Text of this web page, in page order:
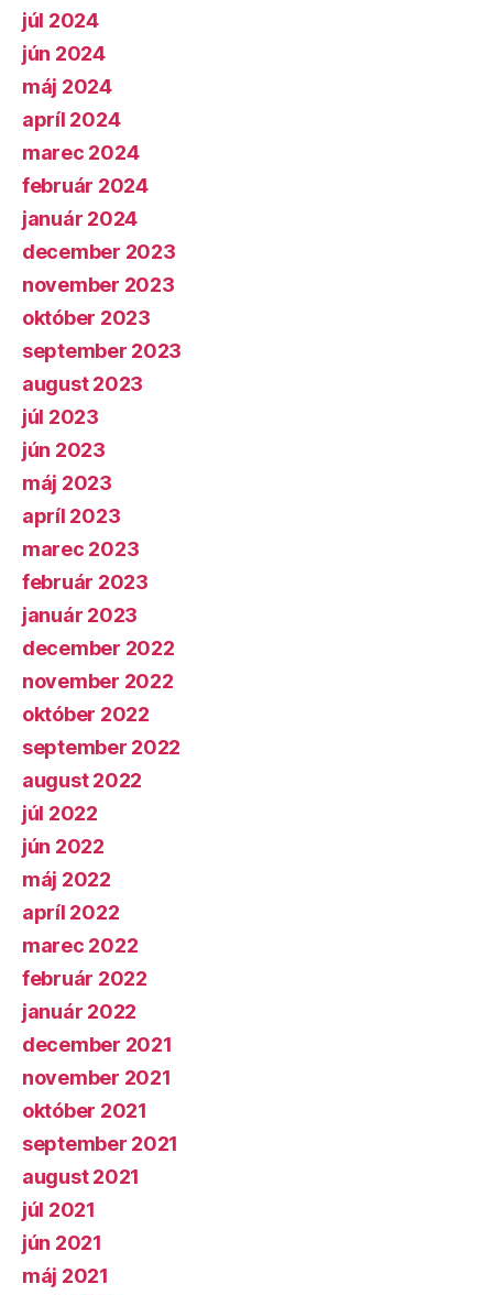
júl 2024
jún 2024
máj 2024
apríl 2024
marec 2024
február 2024
január 2024
december 2023
november 2023
október 2023
september 2023
august 2023
júl 2023
jún 2023
máj 2023
apríl 2023
marec 2023
február 2023
január 2023
december 2022
november 2022
október 2022
september 2022
august 2022
júl 2022
jún 2022
máj 2022
apríl 2022
marec 2022
február 2022
január 2022
december 2021
november 2021
október 2021
september 2021
august 2021
júl 2021
jún 2021
máj 2021